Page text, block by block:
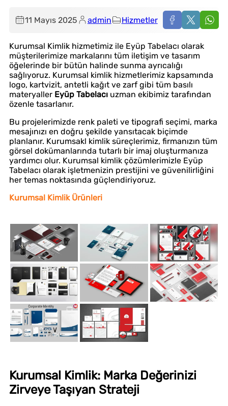
11 Mayıs 2025 admin Hizmetler
Kurumsal Kimlik hizmetimiz ile Eyüp Tabelacı olarak
müşterilerimize markalarını tüm iletişim ve tasarım
öğelerinde bir bütün halinde sunma ayrıcalığı
sağlıyoruz. Kurumsal kimlik hizmetlerimiz kapsamında
logo, kartvizit, antetli kağıt ve zarf gibi tüm basılı
materyaller Eyüp Tabelacı uzman ekibimiz tarafından
özenle tasarlanır.
Bu projelerimizde renk paleti ve tipografi seçimi, marka
mesajınızı en doğru şekilde yansıtacak biçimde
planlanır. Kurumsakl kimlik süreçlerimiz, firmanızın tüm
görsel dokümanlarında tutarlı bir imaj oluşturmanıza
yardımcı olur. Kurumsal kimlik çözümlerimizle Eyüp
Tabelacı olarak işletmenizin prestijini ve güvenilirliğini
her temas noktasında güçlendiriyoruz.
Kurumsal Kimlik Ürünleri
Kurumsal Kimlik: Marka Değerinizi
Zirveye Taşıyan Strateji